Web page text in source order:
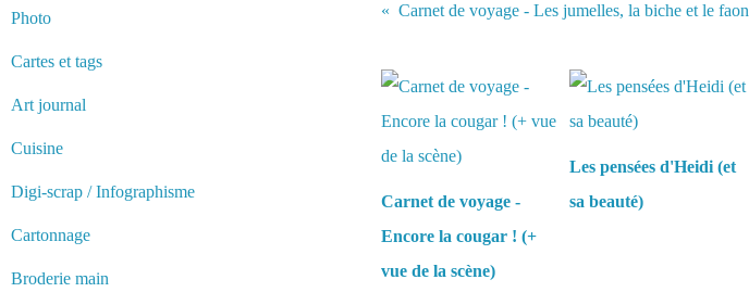
Photo
Cartes et tags
Art journal
Cuisine
Digi-scrap / Infographisme
Cartonnage
Broderie main
Carnet de voyage - Les jumelles, la biche et le faon
Carnet de voyage -
Encore la cougar ! (+
vue de la scène)
Les pensées d'Heidi (et
sa beauté)